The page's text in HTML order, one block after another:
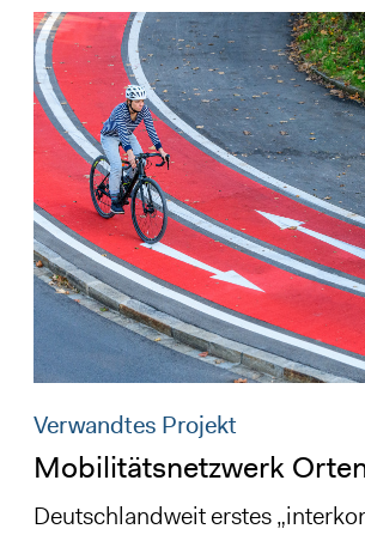
Verwandtes Projekt
Mobilitätsnetzwerk
Deutschlandweit erstes